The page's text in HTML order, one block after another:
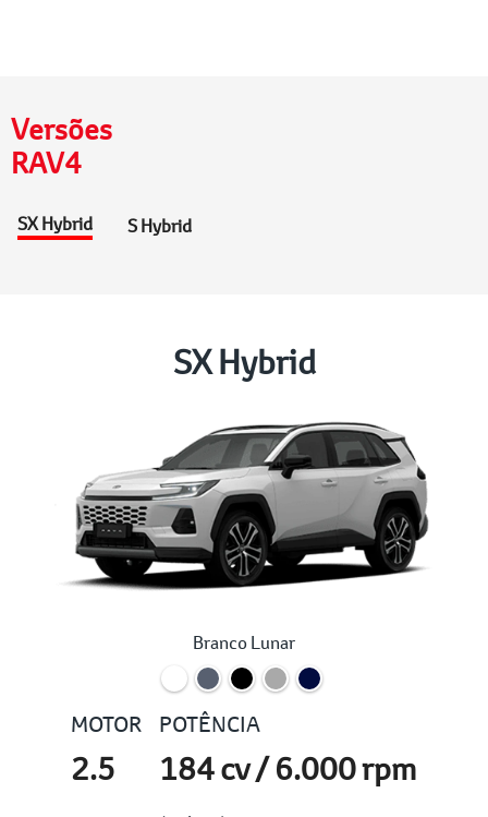
Versões
RAV4
SX Hybrid S Hybrid
SX Hybrid
Branco Lunar
MOTOR
2.5
POTÊNCIA
184 cv / 6.000 rpm